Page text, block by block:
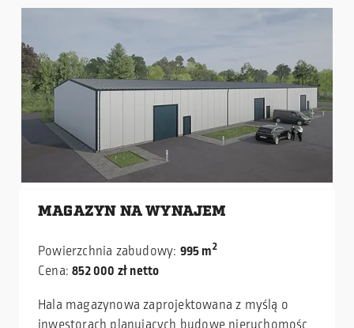
rozmieszczone klapy dymowe doświetlają
wnętrze hali oraz zwiększają bezpieczeństwo
pożarowe i ochronę osób obsługi.
MAGAZYN NA WYNAJEM
Powierzchnia zabudowy: 995 m2
Cena:852 000 zł netto
Hala magazynowa zaprojektowana z myślą o